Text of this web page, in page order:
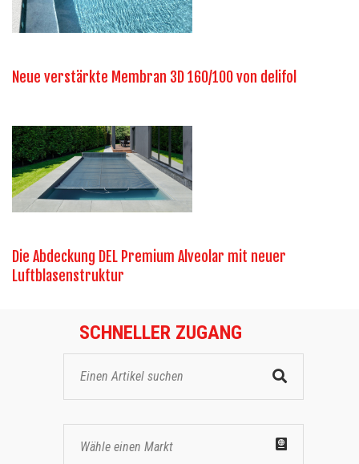
Neue verstärkte Membran 3D 160/100 von delifol
Die Abdeckung DEL Premium Alveolar mit neuer
Luftblasenstruktur
SCHNELLER ZUGANG
Wähle einen Markt